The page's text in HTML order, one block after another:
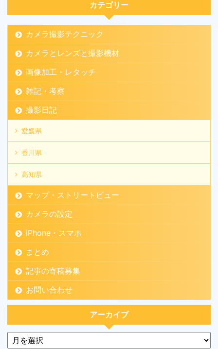
カテゴリー
カメラ撮影テクニック
カメラとレンズと撮影機材
画像加工・レタッチ
雑記・考察
撮影日記
愛媛県
香川県
高知県
マップ・ストリートビュー
カメラの設定
iPhone・スマホ
まとめ
記事の寄稿募集
お問い合わせ
アーカイブ